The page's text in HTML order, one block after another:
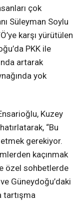
çok
Süleyman Soylu
karşı yürütülen
PKK ile
artarak
yok
Kuzey
“Bu
gerekiyor.
kaçınmak
özel sohbetlerde
Güneydoğu’daki
tartışma